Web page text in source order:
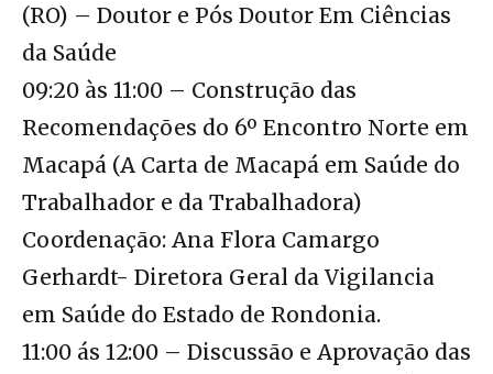
(RO) – Doutor e Pós Doutor Em Ciências
da Saúde
09:20 às 11:00 – Construção das
Recomendações do 6º Encontro Norte em
Macapá (A Carta de Macapá em Saúde do
Trabalhador e da Trabalhadora)
Coordenação: Ana Flora Camargo
Gerhardt- Diretora Geral da Vigilancia
em Saúde do Estado de Rondonia.
11:00 ás 12:00 – Discussão e Aprovação das